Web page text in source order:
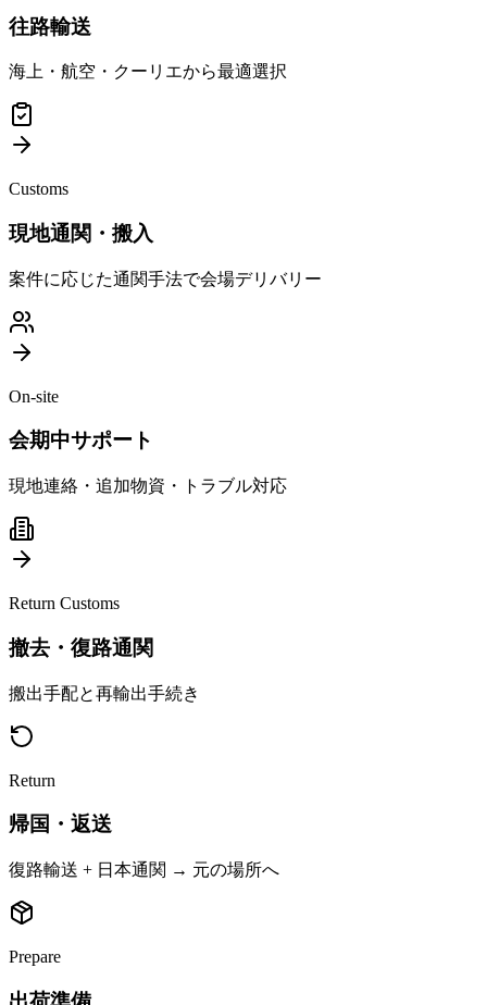
往路輸送
海上・航空・クーリエから最適選択
Customs
現地通関・搬入
案件に応じた通関手法で会場デリバリー
On-site
会期中サポート
現地連絡・追加物資・トラブル対応
Return Customs
撤去・復路通関
搬出手配と再輸出手続き
Return
帰国・返送
復路輸送 + 日本通関 → 元の場所へ
Prepare